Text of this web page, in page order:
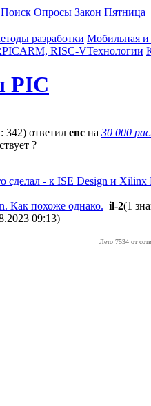
Поиск Опросы Закон Пятница
разработки Мобильная и
PICARM, RISC-VТехнологии
PIC
342) ответил enc на 30 000
?
- к ISE Design и
Как похоже однако. il-2(1
09:13)
Лето 7534 от